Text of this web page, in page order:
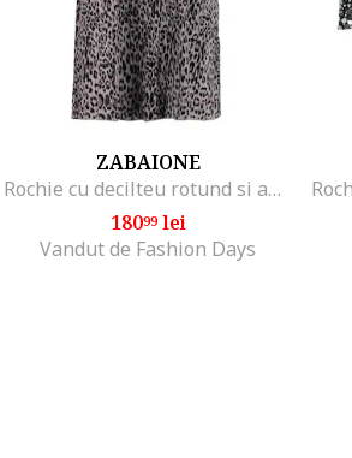
ZABAIONE
Rochie cu decilteu rotund si animal print, Negru/Bej deschis
18099lei
Vandut de Fashion Days